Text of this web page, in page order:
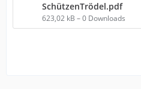
SchützenTrödel.pdf
623,02 kB – 0 Downloads